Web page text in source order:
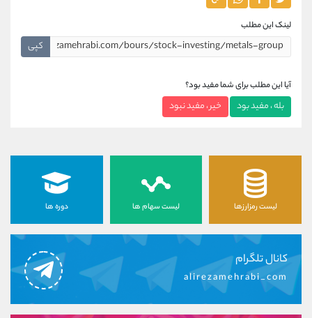
لینک این مطلب
کپی
آیا این مطلب برای شما مفید بود؟
بله ، مفید بود خیر ، مفید نبود
لیست رمزارزها لیست سهام ها دوره ها
کانال تلگرام
alirezamehrabi_com